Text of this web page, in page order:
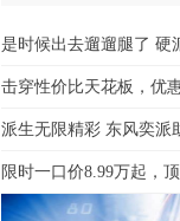
是时候出去遛遛腿了 硬
击穿性价比天花板，优
派生无限精彩 东风奕派
限时一口价8.99万起，